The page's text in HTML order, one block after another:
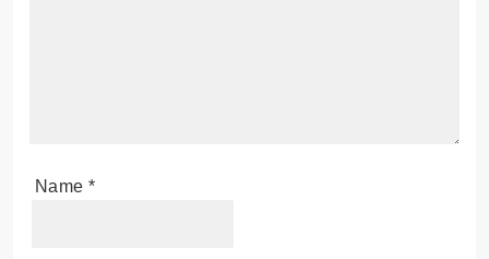
Name *